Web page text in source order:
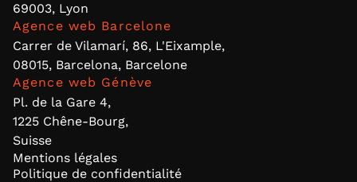
69003, Lyon
Agence web Barcelone
Carrer de Vilamarí, 86, L'Eixample,
08015, Barcelona, Barcelone
Agence web Génève
Pl. de la Gare 4,
1225 Chêne-Bourg,
Suisse
Mentions légales
Politique de confidentialité